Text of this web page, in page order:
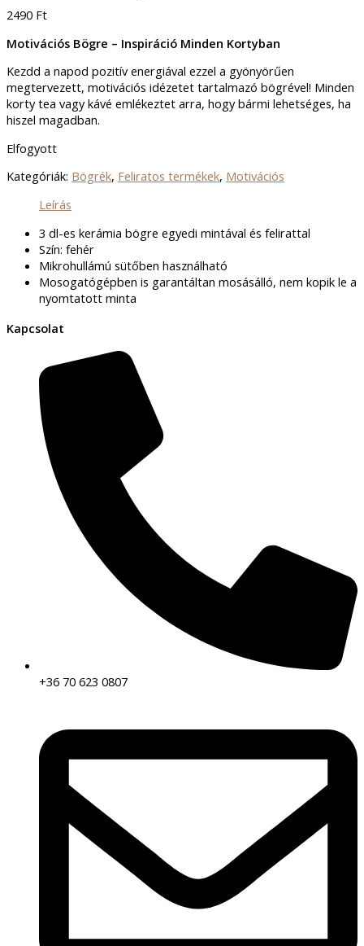
2490 Ft
Motivációs Bögre – Inspiráció Minden Kortyban
Kezdd a napod pozitív energiával ezzel a gyönyörűen
megtervezett, motivációs idézetet tartalmazó bögrével! Minden
korty tea vagy kávé emlékeztet arra, hogy bármi lehetséges, ha
hiszel magadban.
Elfogyott
Kategóriák: Bögrék, Feliratos termékek, Motivációs
Leírás
3 dl-es kerámia bögre egyedi mintával és felirattal
Szín: fehér
Mikrohullámú sütőben használható
Mosogatógépben is garantáltan mosásálló, nem kopik le a
nyomtatott minta
Kapcsolat
+36 70 623 0807